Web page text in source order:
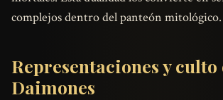
complejos dentro del panteón mitológico.
Representaciones y culto
Daimones